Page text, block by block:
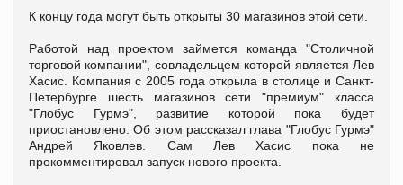
К концу года могут быть открыты 30 магазинов этой сети.
Работой над проектом займется команда "Столичной
торговой компании", совладельцем которой является Лев
Хасис. Компания с 2005 года открыла в столице и Санкт-
Петербурге шесть магазинов сети "премиум" класса
"Глобус Гурмэ", развитие которой пока будет
приостановлено. Об этом рассказал глава "Глобус Гурмэ"
Андрей Яковлев. Сам Лев Хасис пока не
прокомментировал запуск нового проекта.